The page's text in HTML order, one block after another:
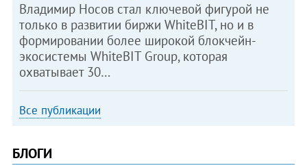
Владимир Носов стал ключевой фигурой не
только в развитии биржи WhiteBIT, но и в
формировании более широкой блокчейн-
экосистемы WhiteBIT Group, которая
охватывает 30…
Все публикации
БЛОГИ